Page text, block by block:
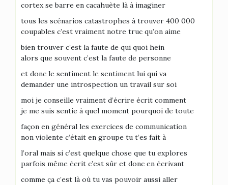
cortex se barre en cacahuète là à imaginer
tous les scénarios catastrophes à trouver 400 000
coupables c’est vraiment notre truc qu’on aime
bien trouver c’est la faute de qui quoi hein
alors que souvent c’est la faute de personne
et donc le sentiment le sentiment lui qui va
demander une introspection un travail sur soi
moi je conseille vraiment d’écrire écrit comment
je me suis sentie à quel moment pourquoi de toute
façon en général les exercices de communication
non violente c’était en groupe tu t’es fait à
l’oral mais si c’est quelque chose que tu explores
parfois même écrit c’est sûr et donc en écrivant
comme ça c’est là où tu vas pouvoir aussi aller